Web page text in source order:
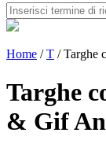
Home /T / Targhe
Targhe
& Gif